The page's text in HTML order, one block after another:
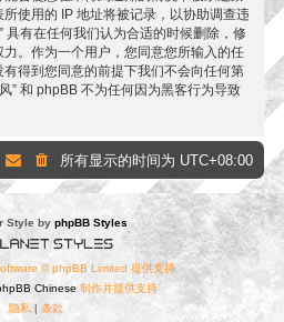
使用的 IP 地址将被记录，以协助调查违
具有在任何我们认为合适的时候删除，修
。作为一个用户，您同意您所输入的任
得到您同意的前提下我们不会向任何第
” 和 phpBB 不为任何因为黑客行为导致
所有显示的时间为 UTC+08:00
Style by phpBB Styles
© phpBB Limited 提供支持
Chinese 制作并提供支持
隐私 | 条款